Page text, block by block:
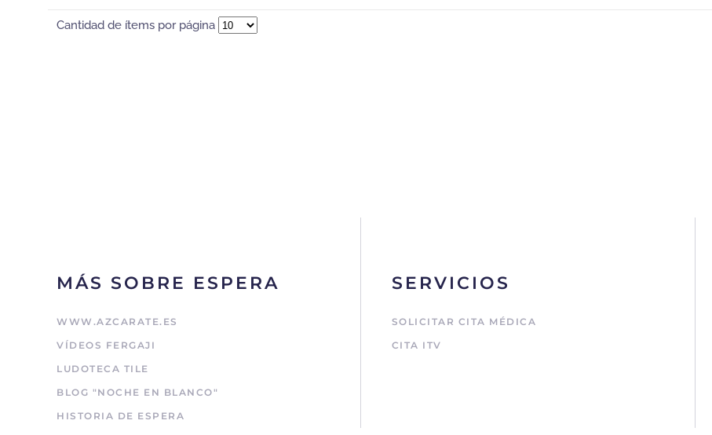
Cantidad de ítems por página
MÁS SOBRE ESPERA
WWW.AZCARATE.ES
VÍDEOS FERGAJI
LUDOTECA TILE
BLOG "NOCHE EN BLANCO"
HISTORIA DE ESPERA
SERVICIOS
SOLICITAR CITA MÉDICA
CITA ITV